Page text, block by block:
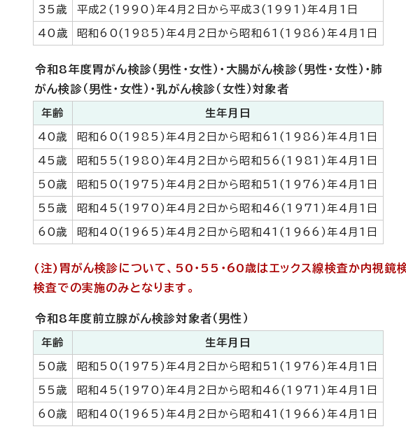
35歳 平成2(1990)年4月2日から平成3(1991)年4月1日
40歳 昭和60(1985)年4月2日から昭和61(1986)年4月1日
令和8年度胃がん検診（男性・女性）・大腸がん検診（男性・女性）・肺
がん検診（男性・女性）・乳がん検診（女性）対象者
年齢 生年月日
40歳 昭和60(1985)年4月2日から昭和61(1986)年4月1日
45歳 昭和55(1980)年4月2日から昭和56(1981)年4月1日
50歳 昭和50(1975)年4月2日から昭和51(1976)年4月1日
55歳 昭和45(1970)年4月2日から昭和46(1971)年4月1日
60歳 昭和40(1965)年4月2日から昭和41(1966)年4月1日
(注)胃がん検診について、50・55・60歳はエックス線検査か内視鏡
検査での実施のみとなります。
令和8年度前立腺がん検診対象者（男性）
年齢 生年月日
50歳 昭和50(1975)年4月2日から昭和51(1976)年4月1日
55歳 昭和45(1970)年4月2日から昭和46(1971)年4月1日
60歳 昭和40(1965)年4月2日から昭和41(1966)年4月1日